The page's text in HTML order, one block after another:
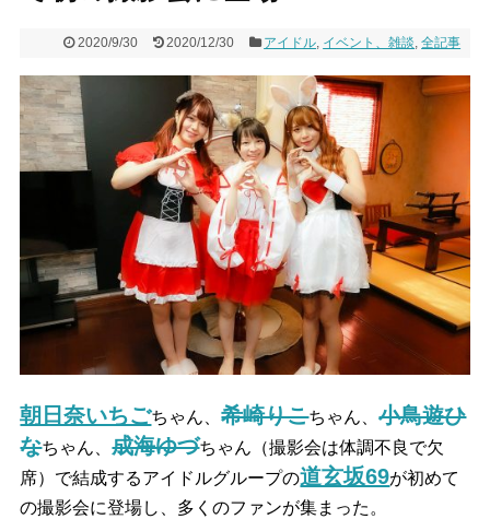
2020/9/30 2020/12/30 アイドル, イベント、雑談,全記事
朝日奈いちごちゃん、希崎りこちゃん、小鳥遊ひ
なちゃん、成海ゆづちゃん（撮影会は体調不良で欠
席）で結成するアイドルグループの道玄坂69が初めて
の撮影会に登場し、多くのファンが集まった。